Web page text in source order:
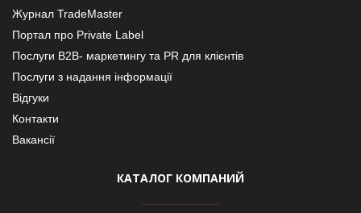
Журнал TradeMaster
Портал про Private Label
Послуги В2В- маркетингу та PR для клієнтів
Послуги з надання інформації
Відгуки
Контакти
Вакансії
КАТАЛОГ КОМПАНИЙ